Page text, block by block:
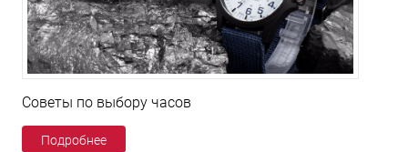
Советы по выбору часов
Подробнее